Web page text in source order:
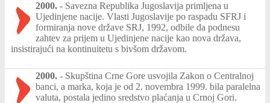
2000. - Savezna Republika Jugoslavija primljena u
Ujedinjene nacije. Vlasti Jugoslavije po raspadu SFRJ i
formiranja nove države SRJ, 1992, odbile da podnesu
zahtev za prijem u Ujedinjene nacije kao nova država,
insistirajući na kontinuitetu s bivšom državom.
2000. - Skupština Crne Gore usvojila Zakon o Centralnoj
banci, a marka, koja je od 2. novembra 1999. bila paralelna
valuta, postala jedino sredstvo plaćanja u Crnoj Gori.